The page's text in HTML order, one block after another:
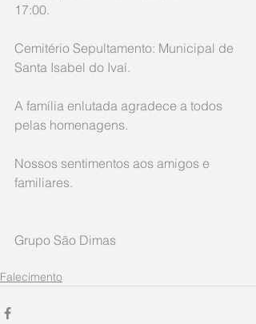
17:00.
Cemitério Sepultamento: Municipal de
Santa Isabel do Ivaí.
A família enlutada agradece a todos
pelas homenagens.
Nossos sentimentos aos amigos e
familiares.
Grupo São Dimas
Falecimento